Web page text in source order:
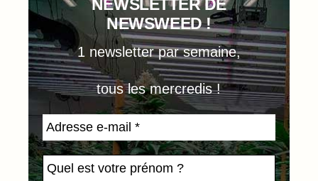
NEWSLETTER DE
NEWSWEED !
1 newsletter par semaine,
tous les mercredis !